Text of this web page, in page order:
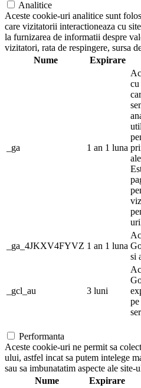
Analitice
Aceste cookie-uri analitice sunt
care vizitatorii interactioneaza cu
la furnizarea de informatii despre
vizitatori, rata de respingere, sursa
Nume
Expirare
_ga 1 an 1 luna
_ga_4JKXV4FYVZ 1 an 1 luna
si
_gcl_au 3 luni
Performanta
Aceste cookie-uri ne permit sa
ului, astfel incat sa putem intelege
sau sa imbunatatim aspecte ale site-
Nume
Expirare